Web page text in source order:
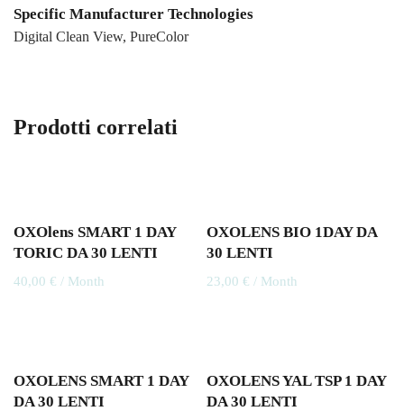
Specific Manufacturer Technologies
Digital Clean View, PureColor
Prodotti correlati
OXOlens SMART 1 DAY
TORIC DA 30 LENTI
40,00 € / Month
OXOLENS BIO 1DAY DA
30 LENTI
23,00 € / Month
OXOLENS SMART 1 DAY
DA 30 LENTI
OXOLENS YAL TSP 1 DAY
DA 30 LENTI